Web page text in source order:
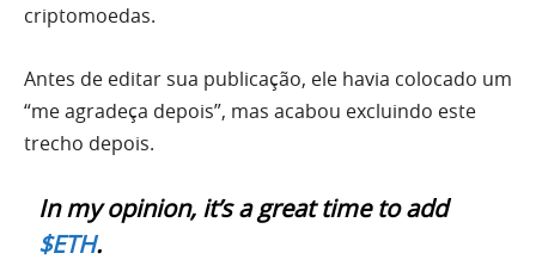
criptomoedas.
Antes de editar sua publicação, ele havia colocado um
“me agradeça depois”, mas acabou excluindo este
trecho depois.
In my opinion, it’s a great time to add
$ETH.